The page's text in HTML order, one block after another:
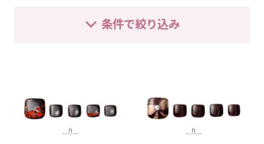
条件で絞り込み